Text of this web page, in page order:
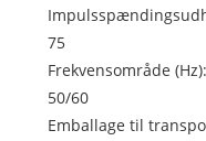
75
Frekvensområde (Hz):
50/60
Emballage til